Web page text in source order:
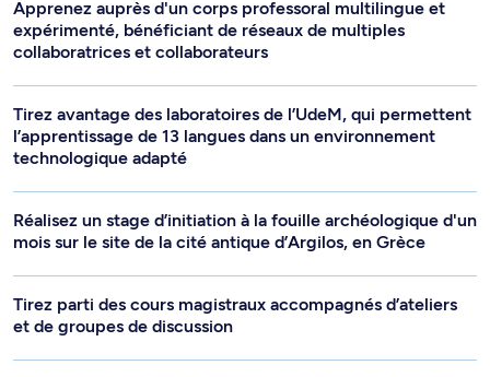
Apprenez auprès d'un corps professoral multilingue et
expérimenté, bénéficiant de réseaux de multiples
collaboratrices et collaborateurs
Tirez avantage des laboratoires de l’UdeM, qui permettent
l’apprentissage de 13 langues dans un environnement
technologique adapté
Réalisez un stage d’initiation à la fouille archéologique d'un
mois sur le site de la cité antique d’Argilos, en Grèce
Tirez parti des cours magistraux accompagnés d’ateliers
et de groupes de discussion